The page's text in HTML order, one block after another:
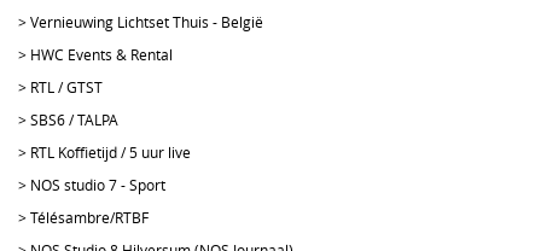
>Vernieuwing Lichtset Thuis - België
> HWC Events & Rental
> RTL / GTST
>SBS6 / TALPA
> RTL Koffietijd / 5 uur live
> NOS studio 7 - Sport
>Télésambre/RTBF